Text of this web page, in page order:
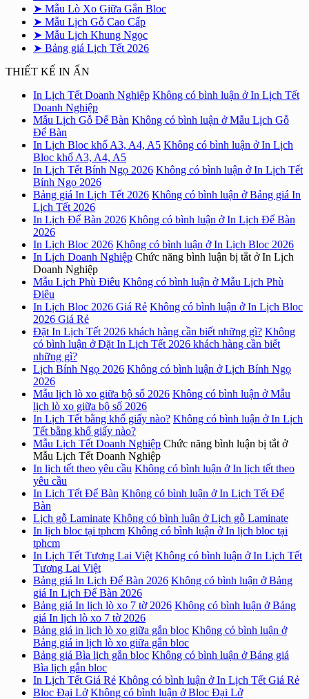
➤ Mẫu Lò Xo Giữa Gắn Bloc
➤ Mẫu Lịch Gỗ Cao Cấp
➤ Mẫu Lịch Khung Ngọc
➤ Bảng giá Lịch Tết 2026
THIẾT KẾ IN ẤN
In Lịch Tết Doanh Nghiệp Không có bình luận ở In Lịch Tết
Doanh Nghiệp
Mẫu Lịch Gỗ Để Bàn Không có bình luận ở Mẫu Lịch Gỗ
Để Bàn
In Lịch Bloc khổ A3, A4, A5 Không có bình luận ở In Lịch
Bloc khổ A3, A4, A5
In Lịch Tết Bính Ngọ 2026 Không có bình luận ở In Lịch Tết
Bính Ngọ 2026
Bảng giá In Lịch Tết 2026 Không có bình luận ở Bảng giá In
Lịch Tết 2026
In Lịch Để Bàn 2026 Không có bình luận ở In Lịch Để Bàn
2026
In Lịch Bloc 2026 Không có bình luận ở In Lịch Bloc 2026
In Lịch Doanh Nghiệp Chức năng bình luận bị tắt ở In Lịch
Doanh Nghiệp
Mẫu Lịch Phù Điêu Không có bình luận ở Mẫu Lịch Phù
Điêu
In Lịch Bloc 2026 Giá Rẻ Không có bình luận ở In Lịch Bloc
2026 Giá Rẻ
Đặt In Lịch Tết 2026 khách hàng cần biết những gì? Không
có bình luận ở Đặt In Lịch Tết 2026 khách hàng cần biết
những gì?
Lịch Bính Ngọ 2026 Không có bình luận ở Lịch Bính Ngọ
2026
Mẫu lịch lò xo giữa bộ số 2026 Không có bình luận ở Mẫu
lịch lò xo giữa bộ số 2026
In Lịch Tết bằng khổ giấy nào? Không có bình luận ở In Lịch
Tết bằng khổ giấy nào?
Mẫu Lịch Tết Doanh Nghiệp Chức năng bình luận bị tắt ở
Mẫu Lịch Tết Doanh Nghiệp
In lịch tết theo yêu cầu Không có bình luận ở In lịch tết theo
yêu cầu
In Lịch Tết Để Bàn Không có bình luận ở In Lịch Tết Để
Bàn
Lịch gỗ Laminate Không có bình luận ở Lịch gỗ Laminate
In lịch bloc tại tphcm Không có bình luận ở In lịch bloc tại
tphcm
In Lịch Tết Tương Lai Việt Không có bình luận ở In Lịch Tết
Tương Lai Việt
Bảng giá In Lịch Để Bàn 2026 Không có bình luận ở Bảng
giá In Lịch Để Bàn 2026
Bảng giá In lịch lò xo 7 tờ 2026 Không có bình luận ở Bảng
giá In lịch lò xo 7 tờ 2026
Bảng giá in lịch lò xo giữa gắn bloc Không có bình luận ở
Bảng giá in lịch lò xo giữa gắn bloc
Bảng giá Bìa lịch gắn bloc Không có bình luận ở Bảng giá
Bìa lịch gắn bloc
In Lịch Tết Giá Rẻ Không có bình luận ở In Lịch Tết Giá Rẻ
Bloc Đại Lở Không có bình luận ở Bloc Đại Lở